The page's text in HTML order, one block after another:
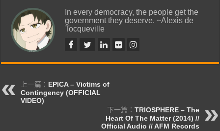
In every democracy, the people get the
government they deserve. ~Alexis de
Tocqueville
上一篇： EPICA – Victims of
Contingency (OFFICIAL
VIDEO)
下一篇： TRIOSPHERE – The
Heart Of The Matter (2014) //
Official Audio // AFM Records